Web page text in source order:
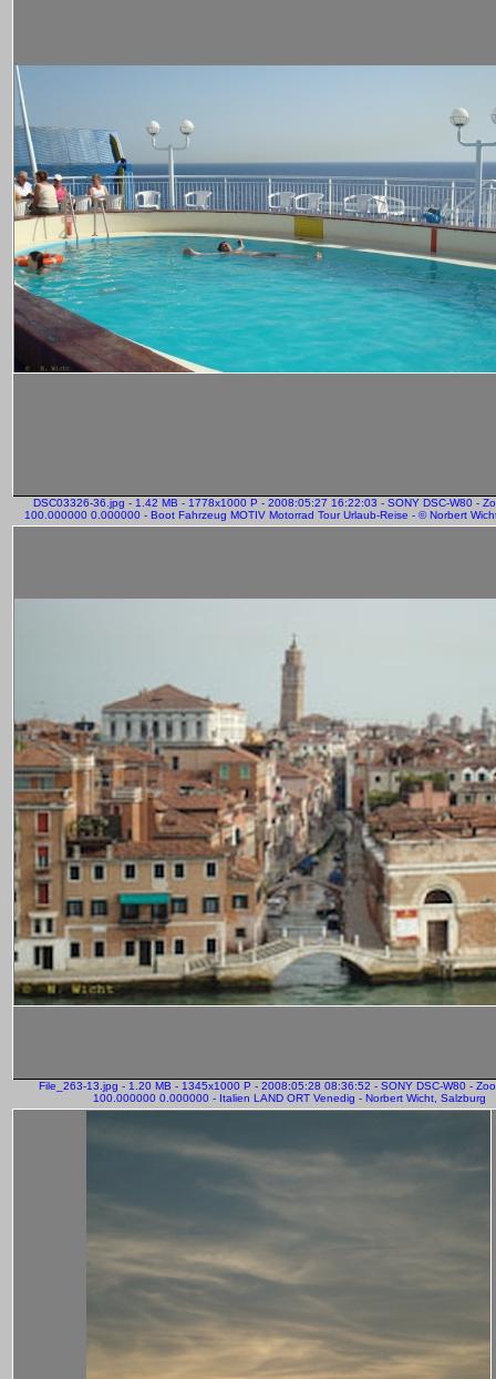
DSC03326-36.jpg - 1.42 MB - 1778x1000 P - 2008:05:27 16:22:03 - SONY DSC-W80 -
100.000000 0.000000 - Boot Fahrzeug MOTIV Motorrad Tour Urlaub-Reise - © Norbert
File_263-13.jpg - 1.20 MB - 1345x1000 P - 2008:05:28 08:36:52 - SONY DSC-W80 -
100.000000 0.000000 - Italien LAND ORT Venedig - Norbert Wicht, Salzburg